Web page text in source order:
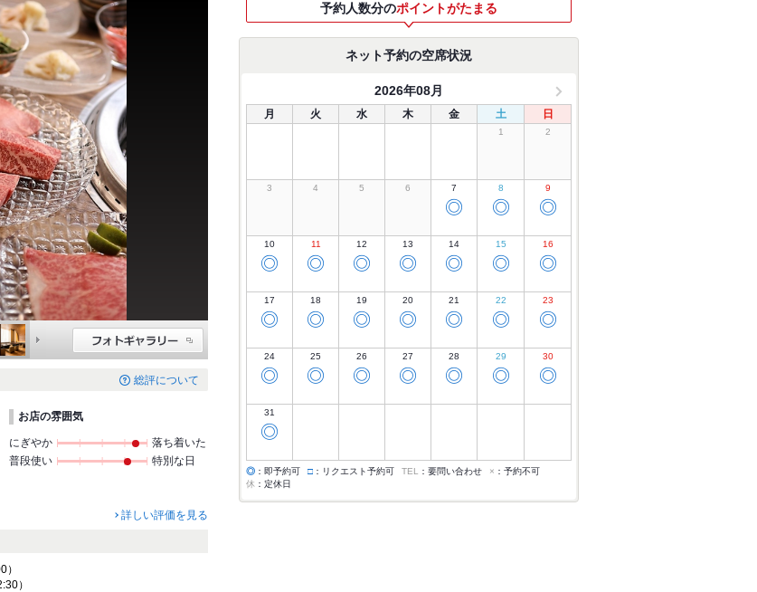
総評について
お店の雰囲気
にぎやか
落ち着いた
普段使い
特別な日
詳しい評価を見る
）
予約人数分のポイントがたまる
ネット予約の空席状況
2026年08月
月 火 水 木 金 土 日
1 2
3 4 5 6 7
◎
8
◎
9
◎
10
◎
11
◎
12
◎
13
◎
14
◎
15
◎
16
◎
17
◎
18
◎
19
◎
20
◎
21
◎
22
◎
23
◎
24
◎
25
◎
26
◎
27
◎
28
◎
29
◎
30
◎
31
◎
◎ ：即予約可 □ ：リクエスト予約可 TEL ：要問い合わせ × ：予約不可
休 ：定休日